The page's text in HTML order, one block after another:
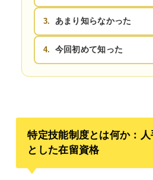
3. あまり知らなかった
4. 今回初めて知った
特定技能制度とは何か：
とした在留資格